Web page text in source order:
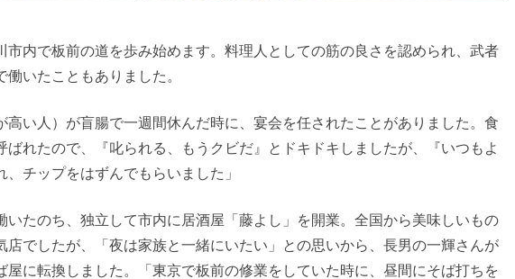
市内で板前の道を歩み始めます。料理人としての筋の良さを認められ、武者
いたこともありました。
高い人）が盲腸で一週間休んだ時に、宴会を任されたことがありました。食
ばれたので、『叱られる、もうクビだ』とドキドキしましたが、『いつもよ
チップをはずんでもらいました」
いたのち、独立して市内に居酒屋「藤よし」を開業。全国から美味しいもの
店でしたが、「夜は家族と一緒にいたい」との思いから、長男の一輝さんが
屋に転換しました。「東京で板前の修業をしていた時に、昼間にそば打ちを